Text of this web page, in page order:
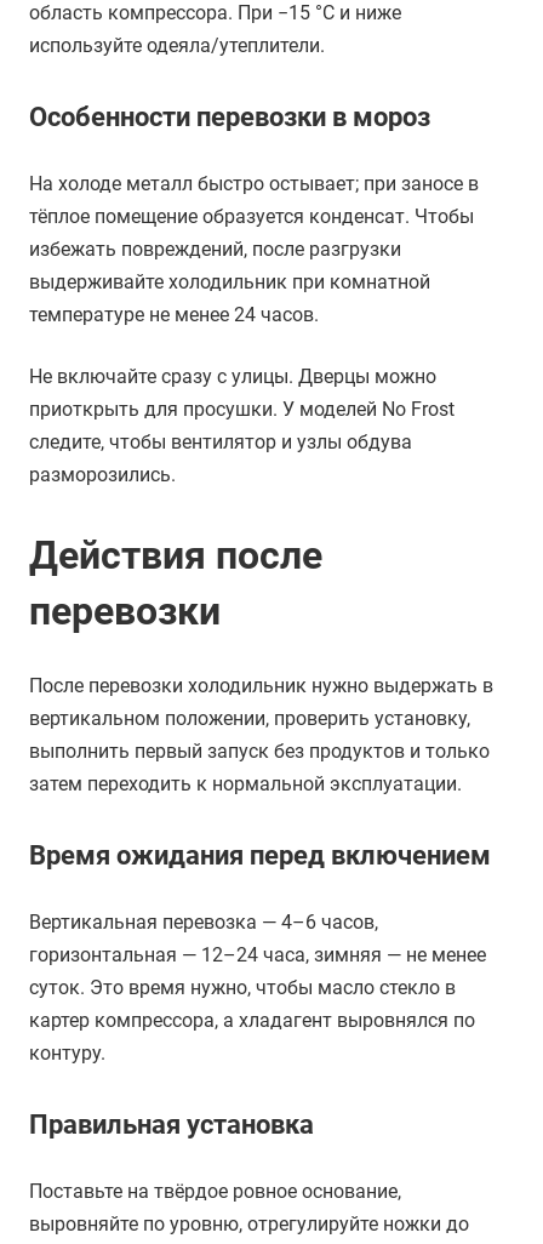
область компрессора. При −15 °C и ниже
используйте одеяла/утеплители.
Особенности перевозки в мороз
На холоде металл быстро остывает; при заносе в
тёплое помещение образуется конденсат. Чтобы
избежать повреждений, после разгрузки
выдерживайте холодильник при комнатной
температуре не менее 24 часов.
Не включайте сразу с улицы. Дверцы можно
приоткрыть для просушки. У моделей No Frost
следите, чтобы вентилятор и узлы обдува
разморозились.
Действия после
перевозки
После перевозки холодильник нужно выдержать в
вертикальном положении, проверить установку,
выполнить первый запуск без продуктов и только
затем переходить к нормальной эксплуатации.
Время ожидания перед включением
Вертикальная перевозка — 4–6 часов,
горизонтальная — 12–24 часа, зимняя — не менее
суток. Это время нужно, чтобы масло стекло в
картер компрессора, а хладагент выровнялся по
контуру.
Правильная установка
Поставьте на твёрдое ровное основание,
выровняйте по уровню, отрегулируйте ножки до